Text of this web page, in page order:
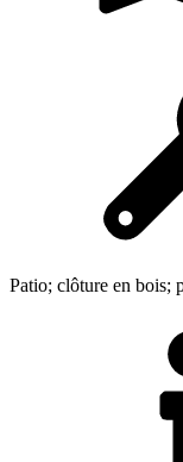
Patio; clôture en bois;